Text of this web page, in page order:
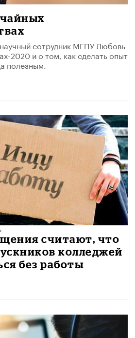
сотрудник МГПУ Любовь
2020 и о том, как сделать опыт
полезным.
считают, что
колледжей
без работы